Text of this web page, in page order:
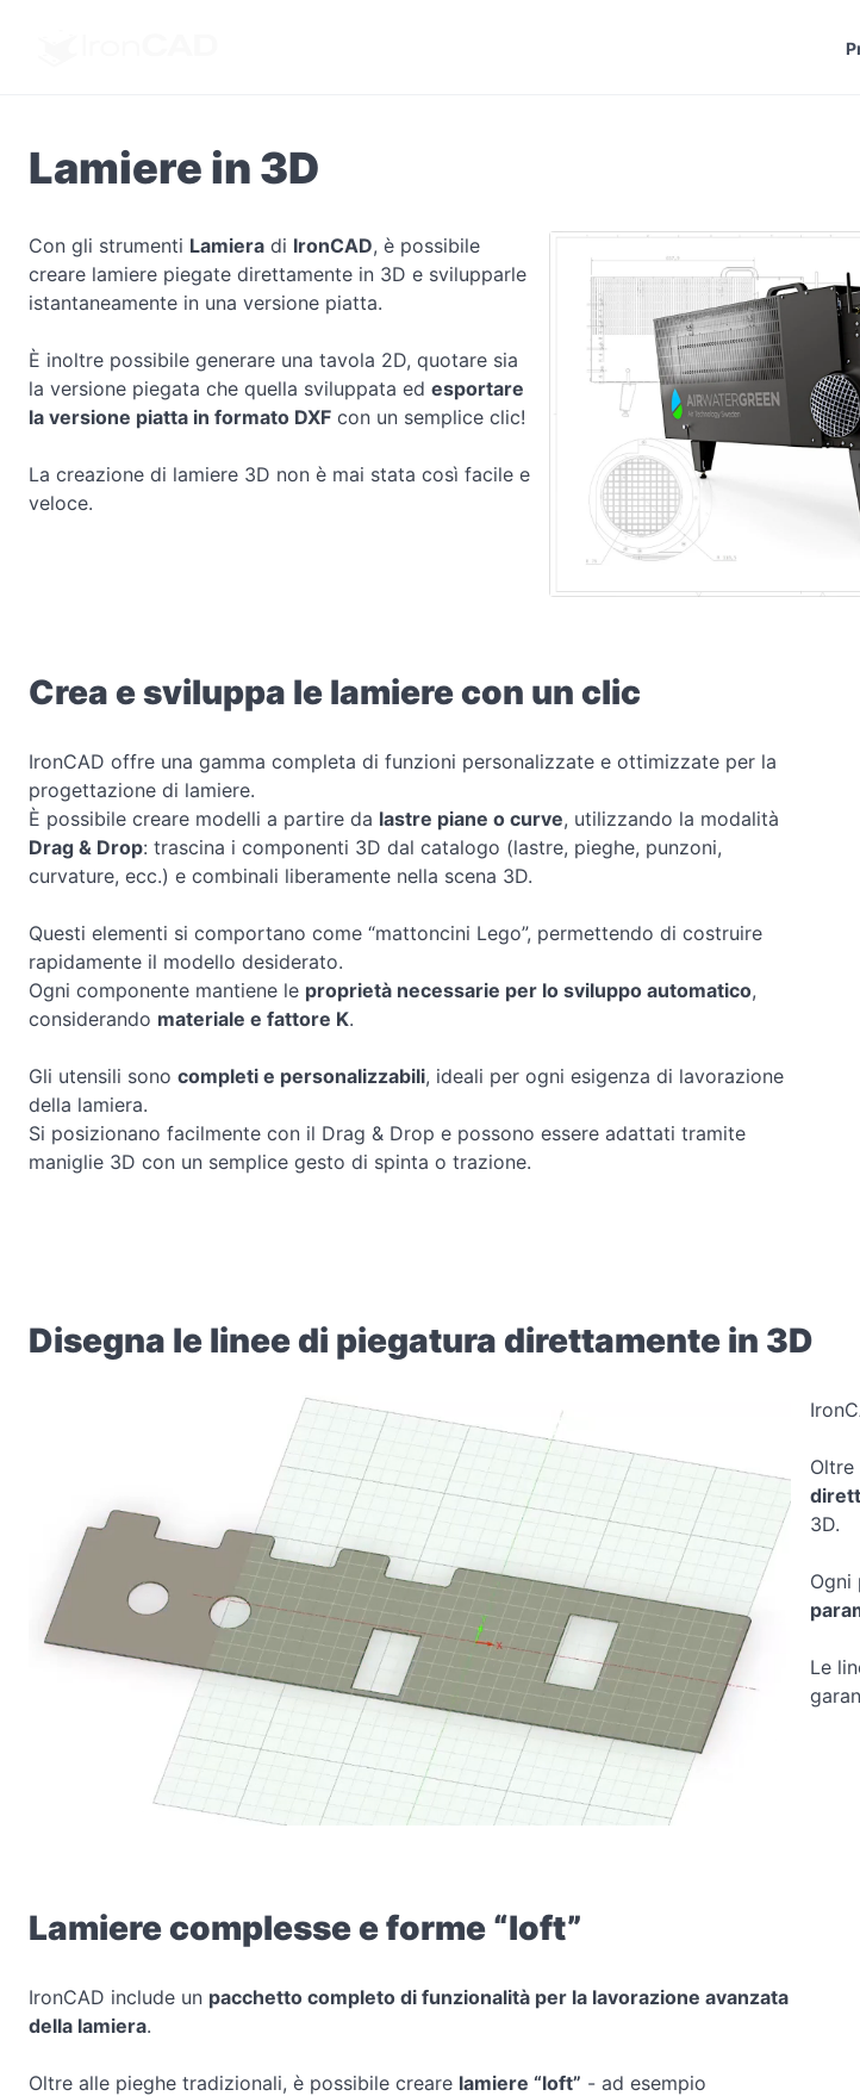
Lamiere in 3D
Con gli strumenti Lamiera di IronCAD, è possibile
creare lamiere piegate direttamente in 3D e svilupparle
istantaneamente in una versione piatta.
È inoltre possibile generare una tavola 2D, quotare sia
la versione piegata che quella sviluppata ed esportare
la versione piatta in formato DXF con un semplice clic!
La creazione di lamiere 3D non è mai stata così facile e
veloce.
Crea e sviluppa le lamiere con un clic
IronCAD offre una gamma completa di funzioni personalizzate e ottimizzate per la
progettazione di lamiere.
È possibile creare modelli a partire da lastre piane o curve, utilizzando la modalità
Drag & Drop: trascina i componenti 3D dal catalogo (lastre, pieghe, punzoni,
curvature, ecc.) e combinali liberamente nella scena 3D.
Questi elementi si comportano come “mattoncini Lego”, permettendo di costruire
rapidamente il modello desiderato.
Ogni componente mantiene le proprietà necessarie per lo sviluppo automatico,
considerando materiale e fattore K.
Gli utensili sono completi e personalizzabili, ideali per ogni esigenza di lavorazione
della lamiera.
Si posizionano facilmente con il Drag & Drop e possono essere adattati tramite
maniglie 3D con un semplice gesto di spinta o trazione.
Disegna le linee di piegatura direttamente in 3D
3D.
Ogni
Le
Lamiere complesse e forme “loft”
IronCAD include un pacchetto completo di funzionalità per la lavorazione avanzata
della lamiera.
Oltre alle pieghe tradizionali, è possibile creare lamiere “loft” - ad esempio